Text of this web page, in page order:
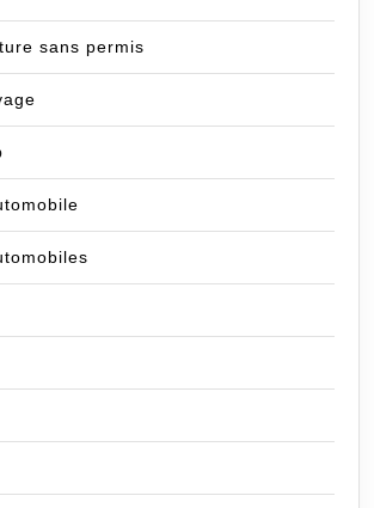
sans permis